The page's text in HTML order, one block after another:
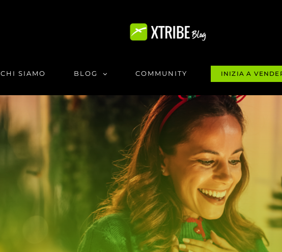
CHI SIAMO BLOG COMMUNITY INIZIA A